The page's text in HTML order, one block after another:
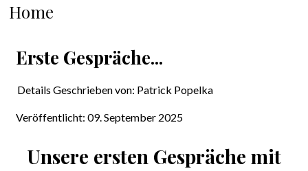
Home
Erste Gespräche...
Details Geschrieben von: Patrick Popelka
Veröffentlicht: 09. September 2025
Unsere ersten Gespräche mit